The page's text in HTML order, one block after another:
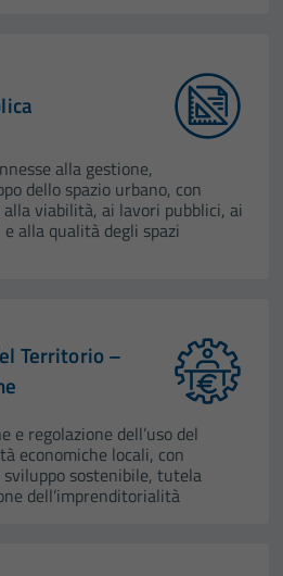
alla gestione,
dello spazio urbano, con
viabilità, ai lavori pubblici, ai
alla qualità degli spazi
Territorio –
e regolazione dell’uso del
economiche locali, con
sostenibile, tutela
dell’imprenditorialità
Tecnici
Questi cookie